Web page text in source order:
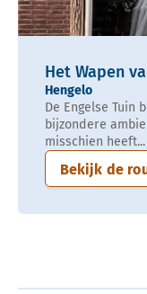
Het Wapen
Hengelo
De Engelse Tuin
bijzondere
misschien heeft...
Bekijk de